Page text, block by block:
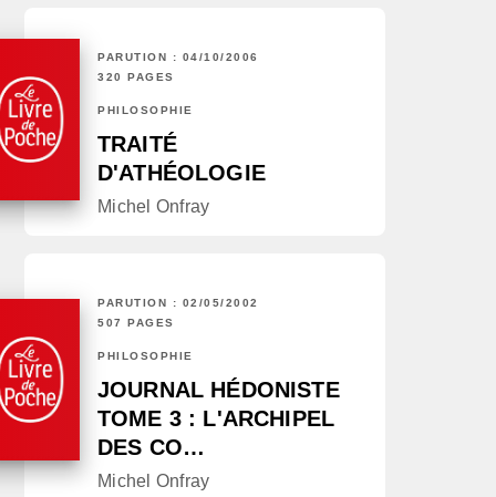
PARUTION : 04/10/2006
320 PAGES
PHILOSOPHIE
TRAITÉ
D'ATHÉOLOGIE
Michel Onfray
PARUTION : 02/05/2002
507 PAGES
PHILOSOPHIE
JOURNAL HÉDONISTE
TOME 3 : L'ARCHIPEL
DES CO…
Michel Onfray